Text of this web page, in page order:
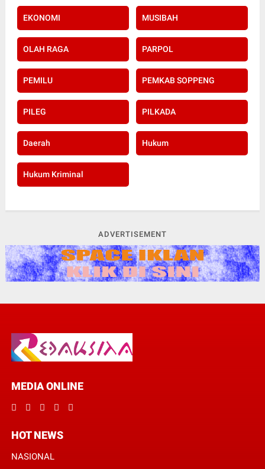
EKONOMI MUSIBAH
OLAH RAGA PARPOL
PEMILU PEMKAB SOPPENG
PILEG PILKADA
Daerah Hukum
Hukum Kriminal
ADVERTISEMENT
MEDIA ONLINE
HOT NEWS
NASIONAL